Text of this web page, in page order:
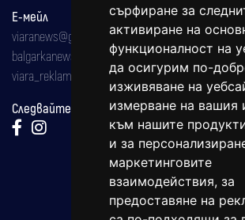
сърфиране за
активиране на
функционалност на
да осигурим по-
изживяване на
измерване на вашия
към нашите
и за
маркетинговите
взаимодействия, за
предоставяне на
Е-мейл
viaranews@gmail.com
balgarkanews@gmail.com
viara_reklama@mail.bg
Следвайте ни: